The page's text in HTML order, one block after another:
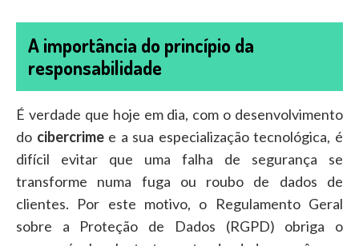
A importância do princípio da
responsabilidade
É verdade que hoje em dia, com o desenvolvimento
do cibercrimee a sua especialização tecnológica, é
difícil evitar que uma falha de segurança se
transforme numa fuga ou roubo de dados de
clientes. Por este motivo, o Regulamento Geral
sobre a Proteção de Dados (RGPD) obriga o